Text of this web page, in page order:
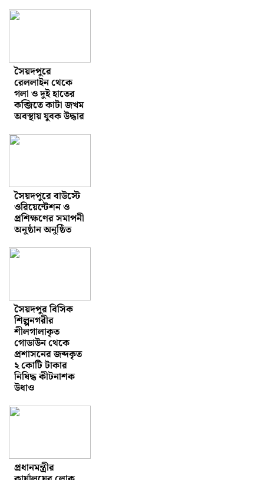
সৈয়দপুরে
রেললাইন থেকে
গলা ও দুই হাতের
কব্জিতে কাটা জখম
অবস্থায় যুবক উদ্ধার
সৈয়দপুরে বাউস্টে
ওরিয়েন্টেশন ও
প্রশিক্ষণের সমাপনী
অনুষ্ঠান অনুষ্ঠিত
সৈয়দপুর বিসিক
শিল্পনগরীর
শীলগালাকৃত
গোডাউন থেকে
প্রশাসনের জব্দকৃত
২ কোটি টাকার
নিষিদ্ধ কীটনাশক
উধাও
প্রধানমন্ত্রীর